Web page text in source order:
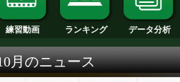
練習動画 ランキング